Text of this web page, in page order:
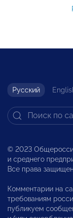
Русский
© 2023
и среднего
Все права
Комментарии на
требованиям
публикуем